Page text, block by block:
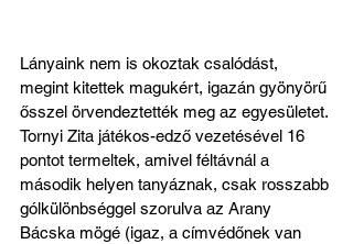
Lányaink nem is okoztak csalódást,
megint kitettek magukért, igazán gyönyörű
ősszel örvendeztették meg az egyesületet.
Tornyi Zita játékos-edző vezetésével 16
pontot termeltek, amivel féltávnál a
második helyen tanyáznak, csak rosszabb
gólkülönbséggel szorulva az Arany
Bácska mögé (igaz, a címvédőnek van